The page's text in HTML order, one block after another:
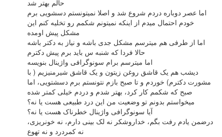
حالم بهتر شد
اما عصر دوباره دردم شروع شد و اصلا نمیتونستم دسشویی برم
خودم احتمال میدم از اینکه نمیتونم شکمم رو تخلیه کنم این
مشکل پیش اومده
اما از طرفی هم میترسم مشکل جدی باشه و نیاز به دکتر باشه
حالا فردا که شنبه س باید برم پیش دکترم
اما میترسم برام سونوگرافی واژینال بنویسه
دیشب هم یک قاشق روغن زیتون و یک قاشق شیرمنیزیم ( با
مشورت دکترم) خوردم و تا صبح بازم نتونستم برم دسشتویی، اما
صبح که شکمم کار کرد، بهتر شدم و دردم خیلی کمتر شده
میخواستم بدونم تو وضعیت من این درد طبیعی هست یا نه؟
آیا سونوگرافی واژینال خطرناک هست یا نه؟
درضمن یادم رفت بگم، خداروشکر نه لک بینی دارم، نه خونریزی،
نه کمردرد و نه تهوع